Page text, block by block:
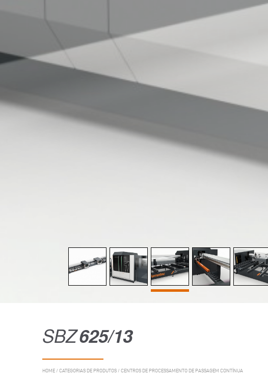
SBZ625/13
HOME/ CATEGORIAS DE PRODUTOS/ CENTROS DE PROCESSAMENTO DE PASSAGEM CONTÍNUA